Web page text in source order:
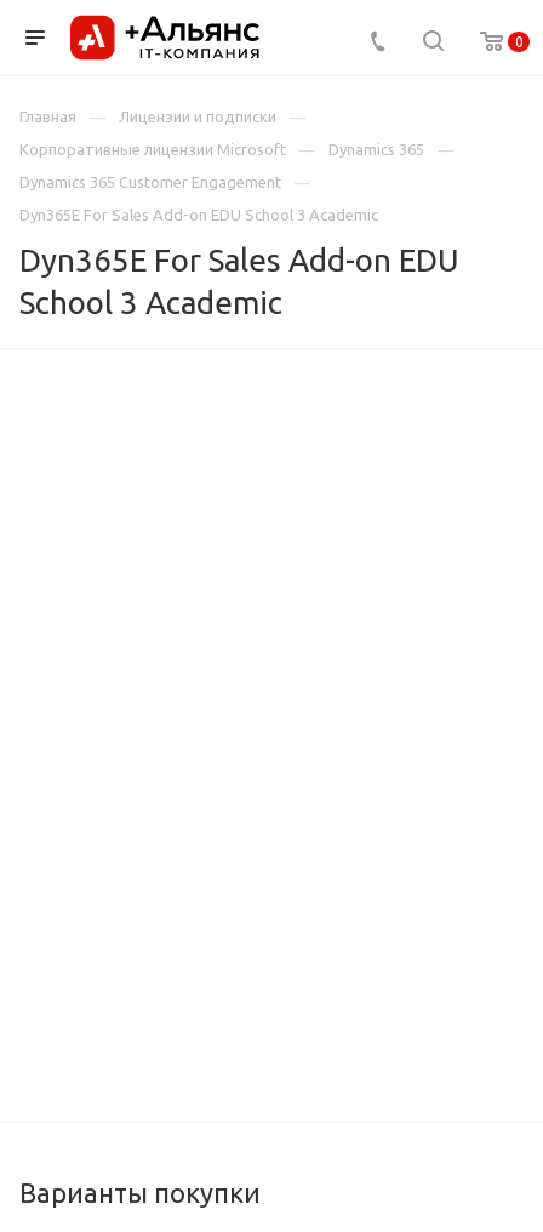
0
Главная
Лицензии и подписки
Корпоративные лицензии Microsoft
Dynamics 365
Dynamics 365 Customer Engagement
Dyn365E For Sales Add-on EDU School 3 Academic
Dyn365E For Sales Add-on EDU
School 3 Academic
Варианты покупки